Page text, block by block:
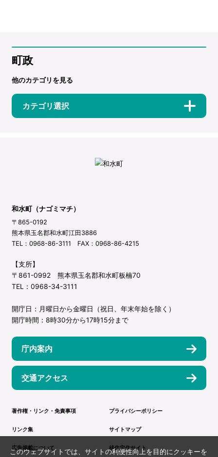
町政
他のカテゴリを見る
カテゴリ選択
和水町（ナゴミマチ）
〒865-0192
熊本県玉名郡和水町江田3886
TEL：0968-86-3111 FAX：0968-86-4215
【支所】
〒861-0992 熊本県玉名郡和水町板楠70
TEL：0968-34-3111
開庁日：月曜日から金曜日（祝日、年末年始を除く）
開庁時間：8時30分から17時15分まで
庁内案内
交通アクセス
著作権・リンク・免責事項 プライバシーポリシー
リンク集 サイトマップ
広告掲載について 移住定住サイト
このウェブサイトでは、サイトの利便性向上を目的にクッキーを